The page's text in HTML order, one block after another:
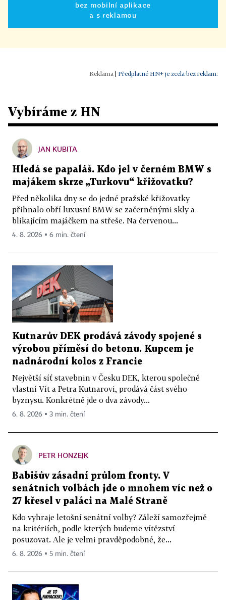
bez mobilní aplikace
a s reklamou
Předplatné HN+ je zcela bez reklam.
Vybíráme z HN
JAN KUBITA
Hledá se papaláš. Kdo jel v černém BMW s
majákem skrze „Turkovu“ křižovatku?
Před několika dny se do jedné pražské křižovatky
přihnalo obří luxusní BMW se začerněnými skly a
blikajícím majáčkem na střeše. Na červenou...
4. 8. 2026 ▪ 6 min. čtení
Kutnarův DEK prodává závody spojené s
výrobou příměsí do betonu. Kupcem je
nadnárodní kolos z Francie
Největší síť stavebnin v Česku DEK, kterou společně
vlastní Vít a Petra Kutnarovi, prodává část svého
byznysu. Konkrétně jde o dva závody...
6. 8. 2026 ▪ 3 min. čtení
PETR HONZEJK
Babišův zásadní průlom fronty. V
senátních volbách jde o mnohem víc než o
27 křesel v paláci na Malé Straně
Kdo vyhraje letošní senátní volby? Záleží samozřejmě
na kritériích, podle kterých budeme vítězství
posuzovat. Ale je velmi pravděpodobné, že...
6. 8. 2026 ▪ 5 min. čtení